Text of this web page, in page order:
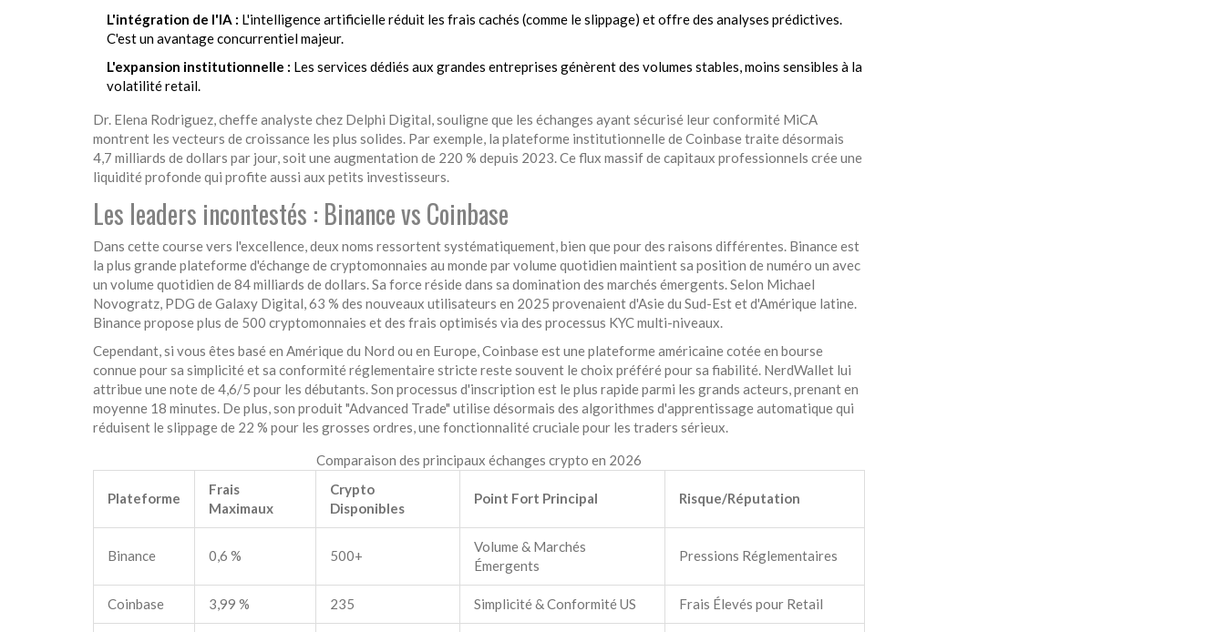
L'intégration de l'IA : L'intelligence artificielle réduit les frais cachés (comme le slippage) et offre des analyses prédictives.
C'est un avantage concurrentiel majeur.
L'expansion institutionnelle : Les services dédiés aux grandes entreprises génèrent des volumes stables, moins sensibles à la
volatilité retail.
Dr. Elena Rodriguez, cheffe analyste chez Delphi Digital, souligne que les échanges ayant sécurisé leur conformité MiCA
montrent les vecteurs de croissance les plus solides. Par exemple, la plateforme institutionnelle de Coinbase traite désormais
4,7 milliards de dollars par jour, soit une augmentation de 220 % depuis 2023. Ce flux massif de capitaux professionnels crée une
liquidité profonde qui profite aussi aux petits investisseurs.
Les leaders incontestés : Binance vs Coinbase
Dans cette course vers l'excellence, deux noms ressortent systématiquement, bien que pour des raisons différentes. Binanceest
la plus grande plateforme d'échange de cryptomonnaies au monde par volume quotidien maintient sa position de numéro un avec
un volume quotidien de 84 milliards de dollars. Sa force réside dans sa domination des marchés émergents. Selon Michael
Novogratz, PDG de Galaxy Digital, 63 % des nouveaux utilisateurs en 2025 provenaient d'Asie du Sud-Est et d'Amérique latine.
Binance propose plus de 500 cryptomonnaies et des frais optimisés via des processus KYC multi-niveaux.
Cependant, si vous êtes basé en Amérique du Nord ou en Europe,Coinbaseestune plateforme américaine cotée en bourse
connue pour sa simplicité et sa conformité réglementaire strictereste souvent le choix préféré pour sa fiabilité. NerdWallet lui
attribue une note de 4,6/5 pour les débutants. Son processus d'inscription est le plus rapide parmi les grands acteurs, prenant en
moyenne 18 minutes. De plus, son produit "Advanced Trade" utilise désormais des algorithmes d'apprentissage automatique qui
réduisent le slippage de 22 % pour les grosses ordres, une fonctionnalité cruciale pour les traders sérieux.
Comparaison des principaux échanges crypto en 2026
Plateforme
Frais
Maximaux
Crypto
Disponibles
Point Fort Principal Risque/Réputation
Binance 0,6 % 500+
Volume & Marchés
Émergents
Pressions Réglementaires
Coinbase 3,99 % 235 Simplicité & Conformité US Frais Élevés pour Retail